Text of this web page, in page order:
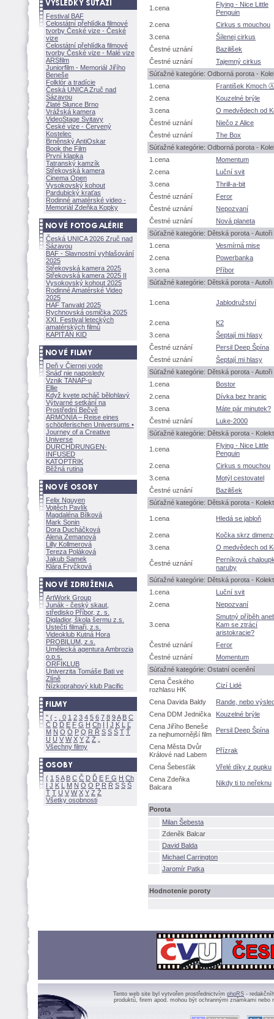
Festival BAF
Celostátní přehlídka filmové
tvorby České vize - České
vize
Celostátní přehlídka filmové
tvorby České vize - Malé vize
ARSfilm
Juniorfilm - Memoriál Jiřího
Beneše
Folklór a tradície
Česká UNICA Zruč nad
Sázavou
Zlaté Slunce Brno
Vrážská kamera
VideoStage Svitavy
České vize - Červený
Kostelec
Brněnský AntiOskar
Book the Film
První klapka
Tatranský kamzík
Střekovská kamera
Cinema Open
Vysokovský kohout
Pardubický kraťas
Rodinné amatérské video -
Memoriál Zdeňka Kopky
Česká UNICA 2026 Zruč nad
Sázavou
BAF - Slavnostní vyhlašování
2025
Střekovská kamera 2025
Střekovská kamera 2025 II
Vysokovský kohout 2025
Rodinné Amatérské Video
2025
HAF Tanvald 2025
Rychnovská osmička 2025
XXI. Festival leteckých
amatérských filmů
KAPITÁN KID
Deň v Čiernej vode
Snáď nie naposledy
Vznik TANAP-u
Ellie
Když kvete pcháč bělohlavý
Výtvarné setkání na
Prostřední Bečvě
ARMONÍA – Reise eines
schöpferischen Universums •
Journey of a Creative
Universe
DURCHDRUNGEN·
INFUSED
KATOPTRIK
Běžná rutina
Felix Nguyen
Vojtěch Pavlík
Magdaléna Bílkov
Mark Sonin
Dora Ducháčkov
Alena Zemanov
Lilly Kollmerov
Tereza Polákov
Jakub Samek
Klára Fryčkov
ArtWork Group
Junák - český skaut,
středisko Příbor, z. s.
Digladior, škola šermu z.s.
Ústečtí filmaři, z.s.
Videoklub Kutná Hora
PROBILUM, z.s.
Umělecká agentura Ambrozia
o.p.s.
ORFIKLUB
Univerzita Tomáše Bati ve
Zlíně
Nízkoprahový klub Pacific
" ( - 0 1 2 3 4 5 6 7 8 9A B C
Č D Ď E F G H Ch I Í J K L
Ľ
M N O Ó P Q R Ř S Ś T Ť
U Ú V W X Y Z
Všechny filmy
( 1 5A B C Č D Ď E F G H Ch
I J K L M N Ó O P R Ř S Ś
Ť T U V W X Y Z
Všetky osobnosti
1.cena
Flying - Nice Little
Penguin
2.cena
Cirkus s mouchou
3.cena
ílenej cirkus
Čestné uznání
Bazilišek
Čestné uznání
Tajemný cirkus
Súťažné kategórie: Odborná porota -
1.cena
František Kmoch
2.cena
Kouzelné brýle
3.cena
O medvědech od
Čestné uznání
Niečo z Alice
Čestné uznání
The Box
Súťažné kategórie: Odborná porota -
1.cena
Momentum
2.cena
Luční svit
3.cena
Thrill-a-bit
Čestné uznání
Feror
Čestné uznání
Nepozvaní
Čestné uznání
Nová planeta
Súťažné kategórie: Dětská porota - Autoři
1.cena
Vesmírná mise
2.cena
Powerbanka
3.cena
Příbor
Súťažné kategórie: Dětská porota - Autoři
1.cena Jablodružství
2.cena
K2
3.cena
eptají mi hlasy
Čestné uznání
Persil Deep Špína
Čestné uznání
eptají mi hlasy
Súťažné kategórie: Dětská porota - Autoři
1.cena
Bostor
2.cena
Dívka bez hranic
3.cena
Máte pár minutek?
Čestné uznání
Luke-2000
Súťažné kategórie: Dětská porota -
1.cena
Flying - Nice Little
Penguin
2.cena
Cirkus s mouchou
3.cena
Motýl cestovatel
Čestné uznání
Bazilišek
Súťažné kategórie: Dětská porota -
1.cena Hledá se jabloň
2.cena
Kočka skrz
3.cena
O medvědech od
Čestné uznání
Perníková
naruby
Súťažné kategórie: Dětská porota -
1.cena
Luční svit
2.cena
Nepozvaní
3.cena
Smutný příběh
Kam se ztrácí
aristokracie?
Čestné uznání
Feror
Čestné uznání
Momentum
Súťažné kategórie: Ostatní ocenění
Cena Českého
rozhlasu HK
Cizí Lidé
Cena Davida Baldy
Rande, nebo
Cena DDM Jednička
Kouzelné brýle
Cena Jiřího Beneše
za nejhumornější film
Persil Deep Špína
Cena Města Dvůr
Králové nad Labem
Přízrak
Cena Šebesťák
Vřelé díky z pupku
Cena Zdeňka
Balcara
Nikdy ti to neřeknu
Porota
Milan Šebesta
Zdeněk Balcar
David Balda
Michael Carrington
Jaromír Patka
Hodnotenie poroty
Tento web site byl vytvořen prostřednictvím phpRS -
produktů, firem apod. mohou být ochrannými známkami